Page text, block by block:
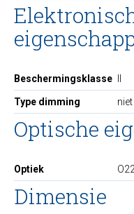
Beschermingsklasse
Type dimming
Optische
Optiek O22
Dimensie